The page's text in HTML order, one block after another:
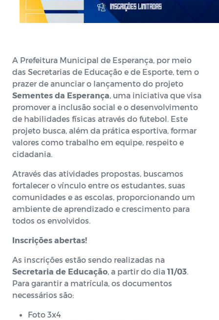
A Prefeitura Municipal de Esperança, por meio
das Secretarias de Educação e de Esporte, tem o
prazer de anunciar o lançamento do projeto
Sementes da Esperança, uma iniciativa que visa
promover a inclusão social e o desenvolvimento
de habilidades físicas através do futebol. Este
projeto busca, além da prática esportiva, formar
valores como trabalho em equipe, respeito e
cidadania.
Através das atividades propostas, buscamos
fortalecer o vínculo entre os estudantes, suas
comunidades e as escolas, proporcionando um
ambiente de aprendizado e crescimento para
todos os envolvidos.
Inscrições abertas!
As inscrições estão sendo realizadas na
Secretaria de Educação, a partir do dia 11/03.
Para garantir a matrícula, os documentos
necessários são:
Foto 3x4